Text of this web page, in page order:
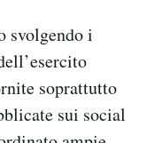
svolgendo i
soprattutto
sui social